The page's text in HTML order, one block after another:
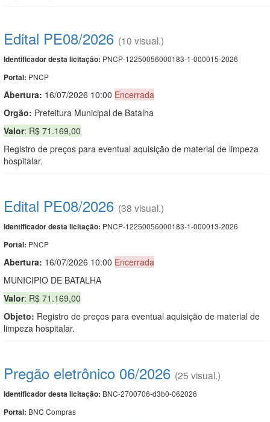
Edital PE08/2026 (10 visual.)
Identificador desta licitação: PNCP-12250056000183-1-000015-2026
Portal: PNCP
Abertura: 16/07/2026 10:00 Encerrada
Orgão: Prefeitura Municipal de Batalha
Valor: R$ 71.169,00
Registro de preços para eventual aquisição de material de limpeza
hospitalar.
Edital PE08/2026 (38 visual.)
Identificador desta licitação: PNCP-12250056000183-1-000013-2026
Portal: PNCP
Abertura: 16/07/2026 10:00 Encerrada
MUNICIPIO DE BATALHA
Valor: R$ 71.169,00
Objeto: Registro de preços para eventual aquisição de material de
limpeza hospitalar.
Pregão eletrônico 06/2026 (25 visual.)
Identificador desta licitação: BNC-2700706-d3b0-062026
Portal: BNC Compras